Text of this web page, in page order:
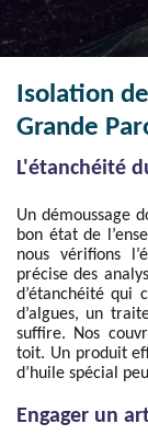
Isolation
Grande
L'étanchéité
Un démoussage
bon état de
nous vérifions
précise des
d’étanchéité
d’algues, un
suffire. Nos
toit. Un produit
d’huile spécial
Engager un